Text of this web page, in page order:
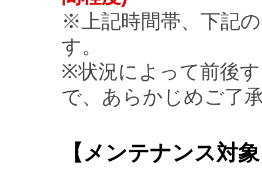
※上記時間帯、下記
す。
※状況によって前後
で、あらかじめご了
【メンテナンス対象